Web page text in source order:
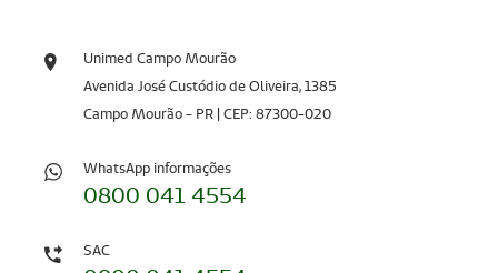
Unimed Campo Mourão
Avenida José Custódio de Oliveira, 1385
Campo Mourão - PR | CEP: 87300-020
WhatsApp informações
0800 041 4554
SAC